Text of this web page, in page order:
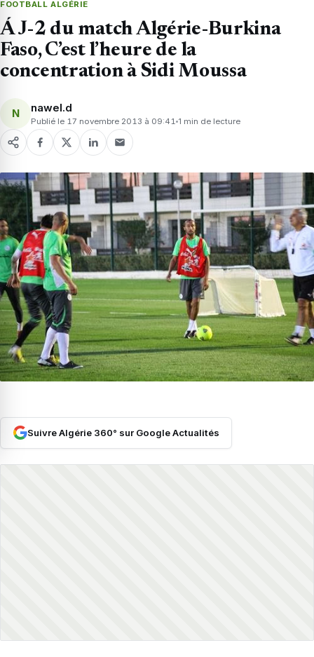
FOOTBALL ALGÉRIE
Á J-2 du match Algérie-Burkina
Faso, C’est l’heure de la
concentration à Sidi Moussa
N nawel.d
Publié le 17 novembre 2013 à 09:41 1 min de lecture
Suivre Algérie 360° sur Google Actualités